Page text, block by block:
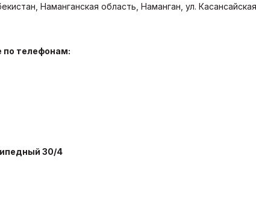
Наманганская область, Наманган, ул.
по телефонам:
30/4